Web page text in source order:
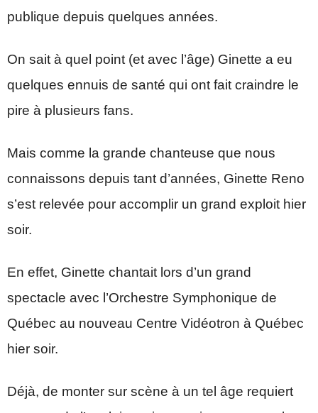
publique depuis quelques années.
On sait à quel point (et avec l’âge) Ginette a eu
quelques ennuis de santé qui ont fait craindre le
pire à plusieurs fans.
Mais comme la grande chanteuse que nous
connaissons depuis tant d’années, Ginette Reno
s’est relevée pour accomplir un grand exploit hier
soir.
En effet, Ginette chantait lors d’un grand
spectacle avec l’Orchestre Symphonique de
Québec au nouveau Centre Vidéotron à Québec
hier soir.
Déjà, de monter sur scène à un tel âge requiert